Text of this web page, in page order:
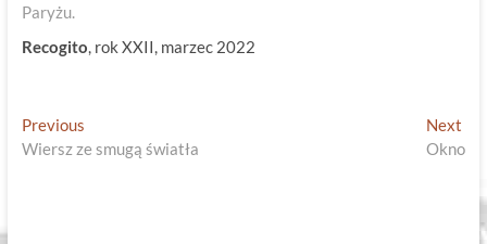
Paryżu.
Recogito, rok XXII, marzec 2022
Nawigacja
wpisu
PreviousPrevious
post:
Wiersz ze smugą światła
Next
Okno